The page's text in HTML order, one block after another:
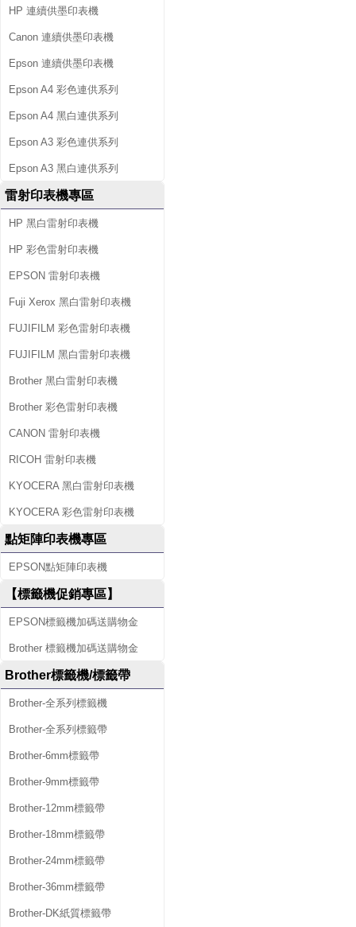
HP 連續供墨印表機
Canon 連續供墨印表機
Epson 連續供墨印表機
Epson A4 彩色連供系列
Epson A4 黑白連供系列
Epson A3 彩色連供系列
Epson A3 黑白連供系列
雷射印表機專區
HP 黑白雷射印表機
HP 彩色雷射印表機
EPSON 雷射印表機
Fuji Xerox 黑白雷射印表機
FUJIFILM 彩色雷射印表機
FUJIFILM 黑白雷射印表機
Brother 黑白雷射印表機
Brother 彩色雷射印表機
CANON 雷射印表機
RICOH 雷射印表機
KYOCERA 黑白雷射印表機
KYOCERA 彩色雷射印表機
點矩陣印表機專區
EPSON點矩陣印表機
【標籤機促銷專區】
EPSON標籤機加碼送購物金
Brother 標籤機加碼送購物金
Brother標籤機/標籤帶
Brother-全系列標籤機
Brother-全系列標籤帶
Brother-6mm標籤帶
Brother-9mm標籤帶
Brother-12mm標籤帶
Brother-18mm標籤帶
Brother-24mm標籤帶
Brother-36mm標籤帶
Brother-DK紙質標籤帶